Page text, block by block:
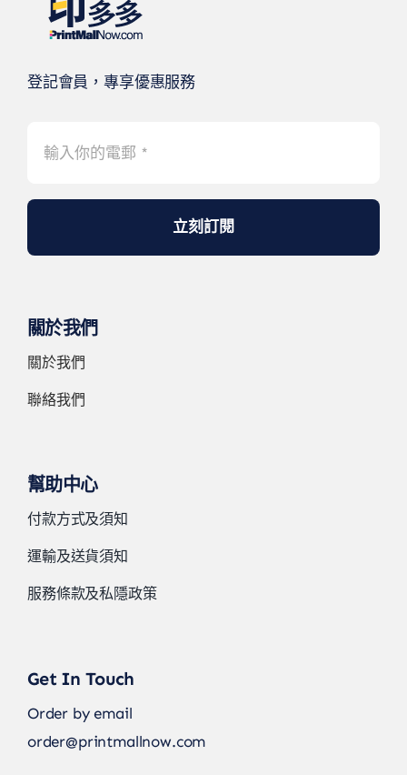
登記會員，專享優惠服務
立刻訂閱
關於我們
關於我們
聯絡我們
幫助中心
付款方式及須知
運輸及送貨須知
服務條款及私隱政策
Get In Touch
Order by email
order@printmallnow.com